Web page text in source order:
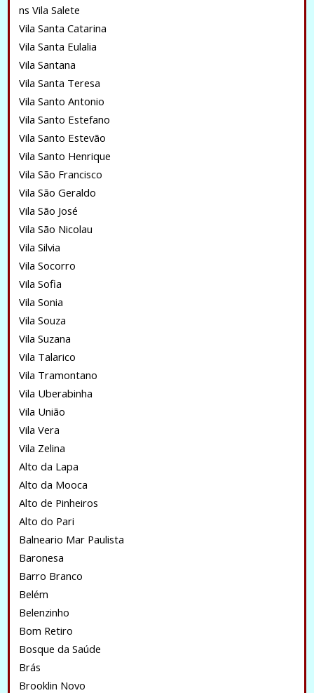
ns Vila Salete
Vila Santa Catarina
Vila Santa Eulalia
Vila Santana
Vila Santa Teresa
Vila Santo Antonio
Vila Santo Estefano
Vila Santo Estevão
Vila Santo Henrique
Vila São Francisco
Vila São Geraldo
Vila São José
Vila São Nicolau
Vila Silvia
Vila Socorro
Vila Sofia
Vila Sonia
Vila Souza
Vila Suzana
Vila Talarico
Vila Tramontano
Vila Uberabinha
Vila União
Vila Vera
Vila Zelina
Alto da Lapa
Alto da Mooca
Alto de Pinheiros
Alto do Pari
Balneario Mar Paulista
Baronesa
Barro Branco
Belém
Belenzinho
Bom Retiro
Bosque da Saúde
Brás
Brooklin Novo